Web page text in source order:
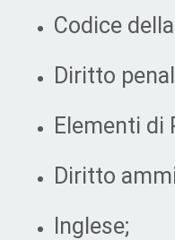
Codice
Diritto
Elementi di
Diritto
Inglese;